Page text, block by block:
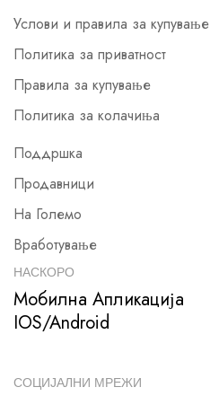
Услови и правила за купување
Политика за приватност
Правила за купување
Политика за колачиња
Поддршка
Продавници
На Големо
Вработување
НАСКОРО
Мобилна Апликација
IOS/Android
СОЦИЈАЛНИ МРЕЖИ